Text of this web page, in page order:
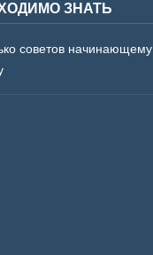
ЗНАТЬ
советов начинающему